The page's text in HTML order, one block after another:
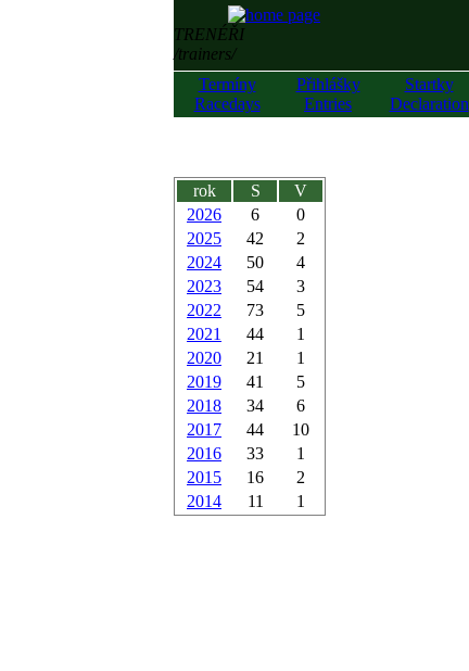
TRENÉŘI
/trainers/
Termíny
Racedays
Přihlášky
Entries
Startky
Declaration
rok S
V
2026
6
0
2025
42
2
2024
50
4
2023
54
3
2022
73
5
2021
44
1
2020
21
1
2019
41
5
2018
34
6
2017
44
10
2016
33
1
2015
16
2
2014
11 1